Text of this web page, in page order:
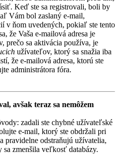
Keď ste sa registrovali, boli by
Vám bol zaslaný e-mail,
v ňom uvedených, pokiaľ ste tento
že Vaša e-mailová adresa je
prečo sa aktivácia používa, je
užívateľov, ktorý sa snažia iba
že e-mailová adresa, ktorú ste
administrátora fóra.
avšak teraz sa nemôžem
zadali ste chybné užívateľské
e-mail, ktorý ste obdržali pri
pravidelne odstraňujú užívatelia,
zmenšila veľkosť databázy.